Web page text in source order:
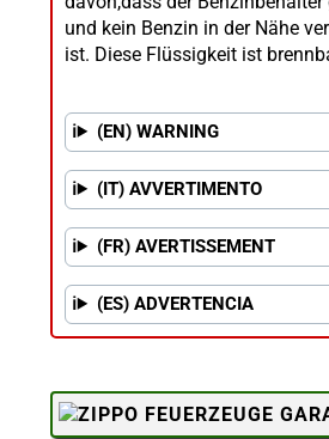
und kein Benzin in der Nähe
ist. Diese Flüssigkeit ist
(EN) WARNING
(IT) AVVERTIMENTO
(FR) AVERTISSEMENT
(ES) ADVERTENCIA